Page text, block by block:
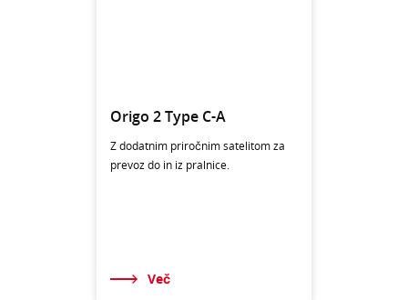
Origo 2 Type C-A
Z dodatnim priročnim satelitom za
prevoz do in iz pralnice.
Več